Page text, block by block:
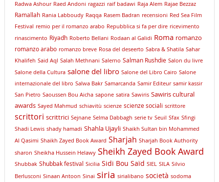
Radwa Ashour Raed Andoni ragazzi raif badawi Raja Alem Rajae Bezzaz
Ramallah Rania Labboudy Raqqa Rasem Badran recensioni Red Sea Film
Festival remio per il romanzo arabo Repubblica si fa per dire ricevimento
rinascimento Riyadh Roberto Bellani Rodaan al Galidi Roma romanzo
romanzo arabo romanzo breve Rosa del deseerto Sabra & Shatila Sahar
Khalifeh Said Aql Salah Methnani Salerno Salman Rushdie Salon du livre
Salone della Cultura salone del libro Salone del Libro Cairo Salone
internazionale del libro Salwa Bakr Samarcanda Samir Editeur samir kassir
San Pietro Saoussen Bou Aicha sapone satira Sawiris Sawiris cultural
awards Sayed Mahmud schiavitù scienze scienze sociali scrittore
scrittori scrittrici Sejnane Selma Dabbagh serie tv Seuil Sfax Sfingi
Shadi Lewis shady hamadi Shahla Ujayli Shaikh Sultan bin Mohammed
Al Qasimi Shaikh Zayed Book Award Sharjah Sharjah Book Authority
sharon Sheikha Hussein Helawy Sheikh Zayed Book Award
Shubbak Shubbak festival Sicilia Sidi Bou Saïd SIEL SILA Silvio
Berlusconi Sinaan Antoon Sinai siria sirialibano società sodoma